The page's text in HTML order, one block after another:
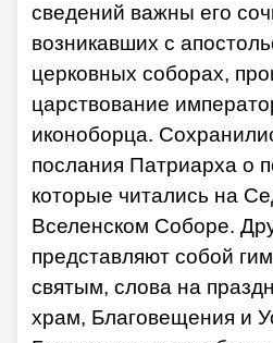
сведений важны его
возникавших с
церковных соборах,
царствование
иконоборца.
послания Патриарха о
которые читались на
Вселенском Соборе.
представляют собой
святым, слова на
храм, Благовещения и